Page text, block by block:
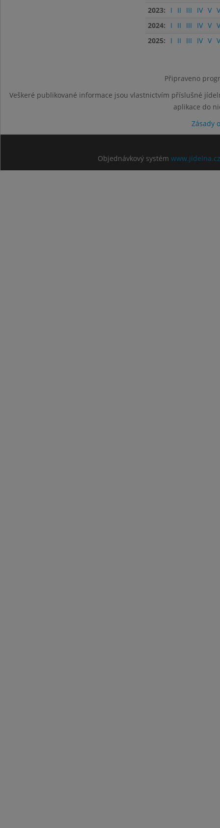
2023:
I II III IV V
2024:
I II III IV V
2025:
I II III IV V
Připraveno
Veškeré publikované informace jsou vlastnictvím příslušné
aplikace do
Zásady
Objednávkový systém www.jidelna.cz